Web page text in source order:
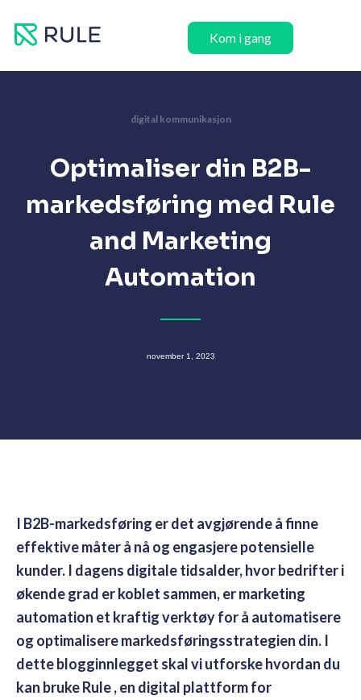
rett
Kom i gang
digital kommunikasjon
Optimaliser din B2B-
markedsføring med Rule
and Marketing
Automation
november 1, 2023
I B2B-markedsføring er det avgjørende å finne
effektive måter å nå og engasjere potensielle
kunder. I dagens digitale tidsalder, hvor bedrifter i
økende grad er koblet sammen, er marketing
automation et kraftig verktøy for å automatisere
og optimalisere markedsføringsstrategien din. I
dette blogginnlegget skal vi utforske hvordan du
kan bruke Rule , en digital plattform for